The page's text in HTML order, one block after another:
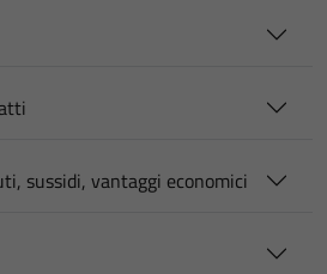
sussidi, vantaggi economici